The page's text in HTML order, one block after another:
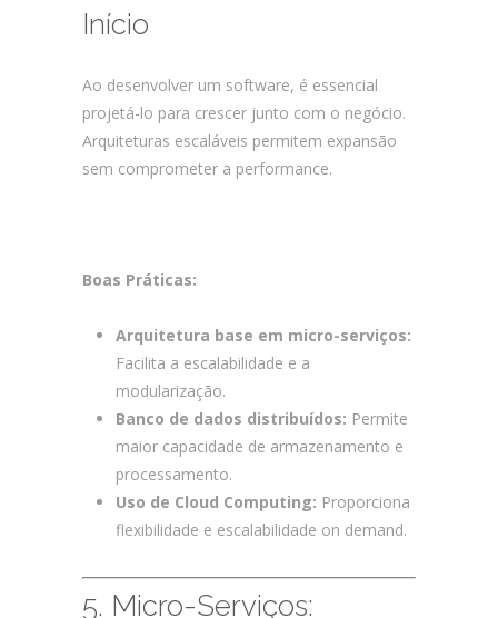
Início
Ao desenvolver um software, é essencial
projetá-lo para crescer junto com o negócio.
Arquiteturas escaláveis permitem expansão
sem comprometer a performance.
Boas Práticas:
Arquitetura base em micro-serviços:
Facilita a escalabilidade e a
modularização.
Banco de dados distribuídos: Permite
maior capacidade de armazenamento e
processamento.
Uso de Cloud Computing: Proporciona
flexibilidade e escalabilidade on demand.
5. Micro-Serviços: